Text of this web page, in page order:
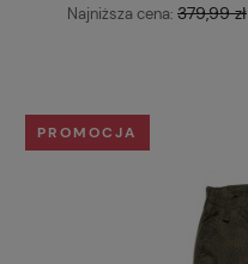
Najniższa cena: 379,99 zł
PROMOCJA